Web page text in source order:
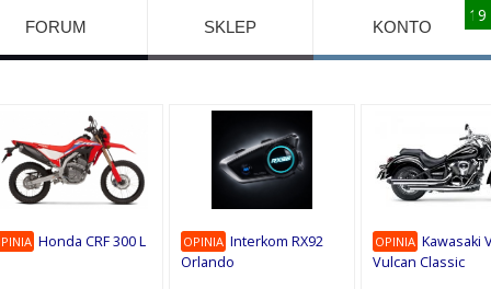
FORUM SKLEP KONTO
10
10
8
7
1
Honda CRF 300 L
9
OPINIA Interkom RX92
Orlando
10
OPINIA Kawasaki
Vulcan Classic
10
9
9